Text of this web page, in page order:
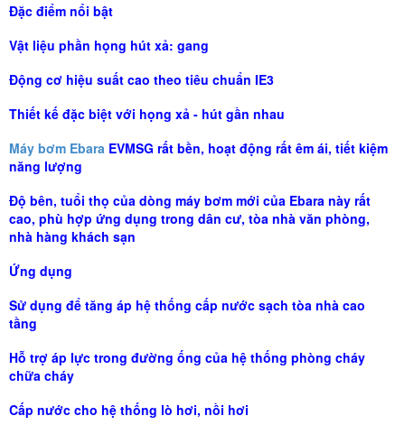
Đặc điểm nổi bật
Vật liệu phần họng hút xả: gang
Động cơ hiệu suất cao theo tiêu chuẩn IE3
Thiết kế đặc biệt với họng xả - hút gần nhau
Máy bơm Ebara EVMSG rất bền, hoạt động rất êm ái, tiết kiệm
năng lượng
Độ bên, tuổi thọ của dòng máy bơm mới của Ebara này rất
cao, phù hợp ứng dụng trong dân cư, tòa nhà văn phòng,
nhà hàng khách sạn
Ứng dụng
Sử dụng để tăng áp hệ thống cấp nước sạch tòa nhà cao
tầng
Hỗ trợ áp lực trong đường ống của hệ thống phòng cháy
chữa cháy
Cấp nước cho hệ thống lò hơi, nồi hơi